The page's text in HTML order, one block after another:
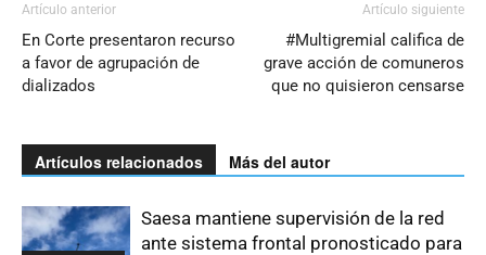
Artículo anterior
En Corte presentaron recurso
a favor de agrupación de
dializados
Artículo siguiente
#Multigremial califica de
grave acción de comuneros
que no quisieron censarse
Artículos relacionados Más del autor
Saesa mantiene supervisión de la red
ante sistema frontal pronosticado para